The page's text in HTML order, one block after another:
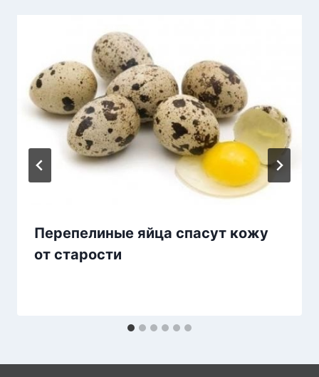
Перепелиные яйца спасут кожу
от старости